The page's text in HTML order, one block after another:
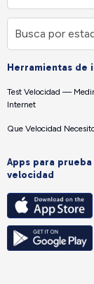
Herramientas de
Test Velocidad —
Internet
Que Velocidad
Apps para prueba
velocidad